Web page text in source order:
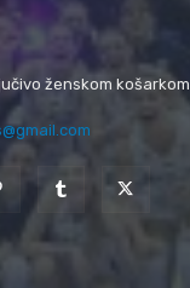
ženskom košarkom